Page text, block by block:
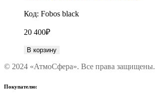
Код: Fobos black
20 400₽
В корзину
© 2024 «АтмоСфера». Все права защищены.
Покупателю: